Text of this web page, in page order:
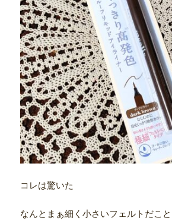
コレは驚いた
なんとまぁ細く小さいフェルトだこ